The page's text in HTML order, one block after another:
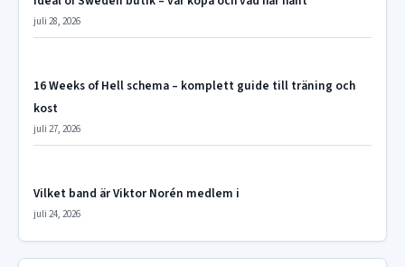
juli 28, 2026
16 Weeks of Hell schema – komplett guide till träning och
kost
juli 27, 2026
Vilket band är Viktor Norén medlem i
juli 24, 2026